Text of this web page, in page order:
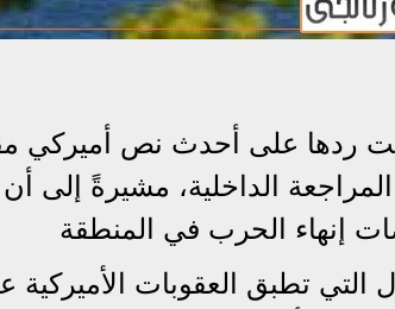
ردها على أحدث نص أميركي
الداخلية، مشيرةً إلى
إنهاء الحرب في المنطقة
تطبق العقوبات